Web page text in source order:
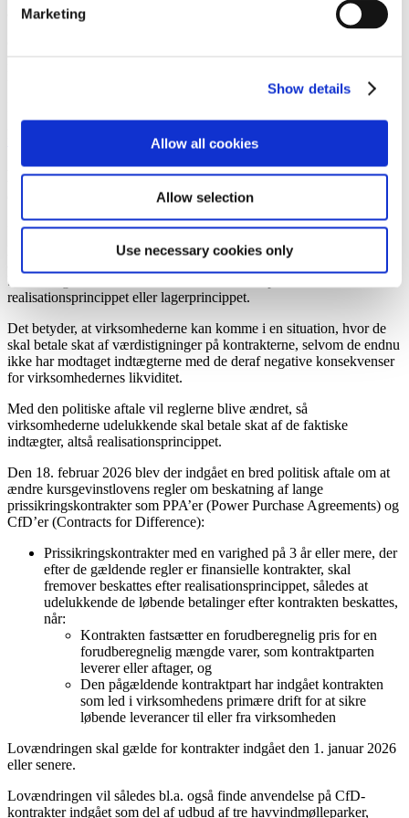
Marketing
Show details
Allow all cookies
Allow selection
Use necessary cookies only
arealanvendelse af kunden.
gæsteprincippet finder anvendelse:Notat om Forsyningstilsynets
forståelse af gæsteprincippet.
Bred politisk aftale om transparent og hurtig
Udviklere af solcelle- og vindmølleprojekter sælger ofte den strøm,
parkerne producerer, på lange kontrakter over adskillige år. Siden en
beskatningen af disse kontrakter skal baseres på
realisationsprincippet eller lagerprincippet.
Det betyder, at virksomhederne kan komme i en situation, hvor de
skal betale skat af værdistigninger på kontrakterne, selvom de endnu
ikke har modtaget indtægterne med de deraf negative konsekvenser
for virksomhedernes likviditet.
Med den politiske aftale vil reglerne blive ændret, så
virksomhederne udelukkende skal betale skat af de faktiske
indtægter, altså realisationsprincippet.
Den 18. februar 2026 blev der indgået en bred politisk aftale om at
ændre kursgevinstlovens regler om beskatning af lange
prissikringskontrakter som PPA’er (Power Purchase Agreements) og
CfD’er (Contracts for Difference):
Prissikringskontrakter med en varighed på 3 år eller mere, der
efter de gældende regler er finansielle kontrakter, skal
fremover beskattes efter realisationsprincippet, således at
udelukkende de løbende betalinger efter kontrakten beskattes,
når:
Kontrakten fastsætter en forudberegnelig pris for en
forudberegnelig mængde varer, som kontraktparten
leverer eller aftager, og
Den pågældende kontraktpart har indgået kontrakten
som led i virksomhedens primære drift for at sikre
løbende leverancer til eller fra virksomheden
Lovændringen skal gælde for kontrakter indgået den 1. januar 2026
eller senere.
Lovændringen vil således bl.a. også finde anvendelse på CfD-
kontrakter indgået som del af udbud af tre havvindmølleparker,